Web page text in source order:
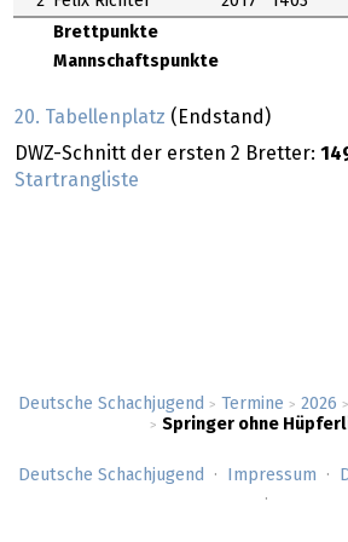
Deutsche Schachjugend > Termine > 2026 >
> Springer ohne
Brettpunkte
Mannschaftspunkte
20. Tabellenplatz (Endstand)
DWZ-Schnitt der ersten 2 Bretter:
Startrangliste
Deutsche Schachjugend Impressum